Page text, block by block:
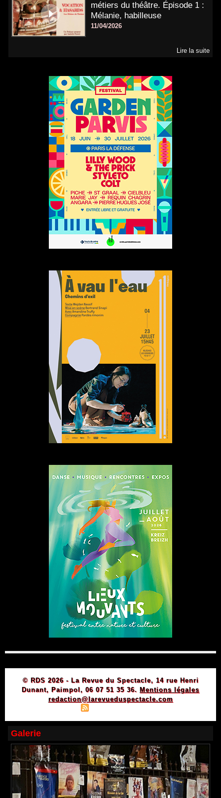
métiers du théâtre. Épisode 1 :
Mélanie, habilleuse
11/04/2026
Lire la suite
© RDS 2026 - La Revue du Spectacle, 14 rue Henri
Dunant, Paimpol, 06 07 51 35 36. Mentions légales
redaction@larevueduspectacle.com
Galerie